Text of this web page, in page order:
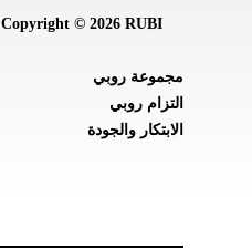
Copyright © 2026 RUBI
مجموعة روبي
التزام روبي
الابتكار والجودة